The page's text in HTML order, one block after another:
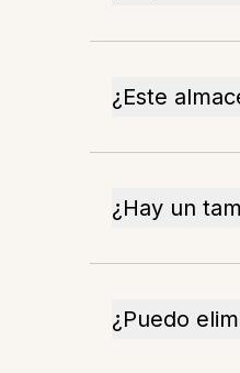
¿Este
¿Hay un
¿Puedo